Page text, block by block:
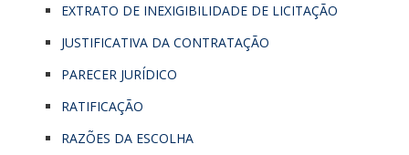
EXTRATO DE INEXIGIBILIDADE DE LICITAÇÃO
JUSTIFICATIVA DA CONTRATAÇÃO
PARECER JURÍDICO
RATIFICAÇÃO
RAZÕES DA ESCOLHA